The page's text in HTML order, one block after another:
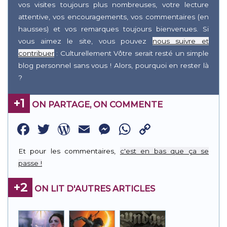
vos visites toujours plus nombreuses, votre lecture
attentive, vos encouragements, vos commentaires (en
hausses) et vos remarques toujours bienvenues. Si
vous aimez le site, vous pouvez nous suivre et
contribuer : Culturellement Vôtre serait resté un simple
blog personnel sans vous ! Alors, pourquoi en rester là
?
+1 ON PARTAGE, ON COMMENTE
Facebook
Twitter
WordPress
EmailMessenger
WhatsApp
Link
Et pour les commentaires, c'est en bas que ça se
passe !
+2 ON LIT D'AUTRES ARTICLES